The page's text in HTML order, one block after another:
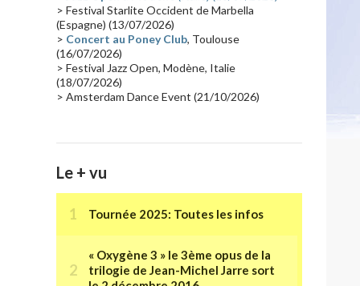
Cinéma(16) Houston
Synthé Roland Belgique
Récompense(14) Collaborations 70's(14)
Astronomie(14) France Inter(14)
> Festival Starlite Occident de Marbella
(Espagne) (13/07/2026)
> Concert au Poney Club, Toulouse
(16/07/2026)
> Festival Jazz Open, Modène, Italie
(18/07/2026)
> Amsterdam Dance Event (21/10/2026)
Le + vu